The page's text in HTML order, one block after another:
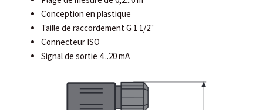
Conception en plastique
Taille de raccordement G 1 1/2"
Connecteur ISO
Signal de sortie 4...20 mA